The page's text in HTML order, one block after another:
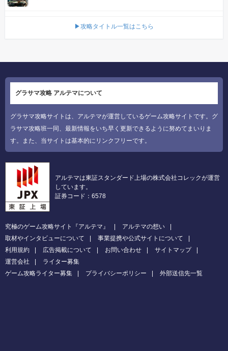
▶攻略タイトル一覧はこちら
グラサマ攻略 アルテマについて
グラサマ攻略サイトは、アルテマが運営しているゲーム攻略サイトです。グ
ラサマ攻略班一同、最新情報をいち早く更新できるように努めてまいりま
す。また、当サイトは基本的にリンクフリーです。
アルテマは東証スタンダード上場の株式会社コレックが運営
しています。
証券コード：6578
究極のゲーム攻略サイト『アルテマ』
アルテマの想い
取材やインタビューについて
事業提携や公式サイトについて
利用規約
広告掲載について お問い合わせ
サイトマップ
運営会社
ライター募集
ゲーム攻略ライター募集
プライバシーポリシー 外部送信先一覧